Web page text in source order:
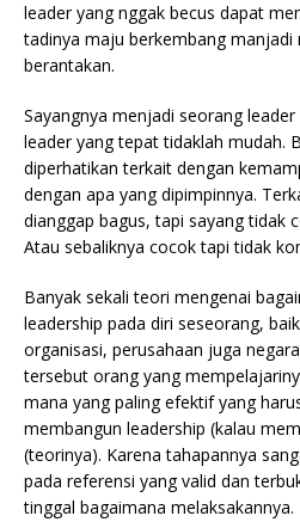
leader yang nggak becus dapat
tadinya maju berkembang manjadi
berantakan.
Sayangnya menjadi seorang
leader yang tepat tidaklah mudah.
diperhatikan terkait dengan
dengan apa yang dipimpinnya.
dianggap bagus, tapi sayang tidak
Atau sebaliknya cocok tapi tidak
Banyak sekali teori mengenai
leadership pada diri seseorang,
organisasi, perusahaan juga
tersebut orang yang
mana yang paling efektif yang
membangun leadership (kalau
(teorinya). Karena tahapannya
pada referensi yang valid dan
tinggal bagaimana melaksakannya.